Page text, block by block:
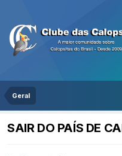
Geral
SAIR DO PAÍS DE